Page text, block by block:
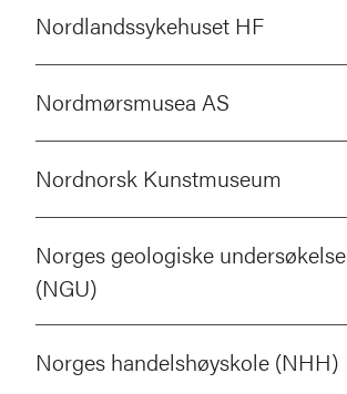
Nordlandssykehuset HF
Nordmørsmusea AS
Nordnorsk Kunstmuseum
Norges geologiske undersøkelse
(NGU)
Norges handelshøyskole (NHH)